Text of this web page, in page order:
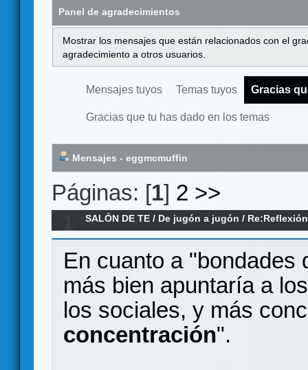
Panel de agradecimientos
Mostrar los mensajes que están relacionados con el
agradecimiento a otros usuarios.
Mensajes tuyos Temas tuyos Gracias
Gracias que tu has dado en los temas
Mensajes - eggmcmuffin
Páginas: [1] 2 >>
SALÓN DE TE / De jugón a jugón /
En cuanto a "bondades
más bien apuntaría a
los sociales, y más
concentración".